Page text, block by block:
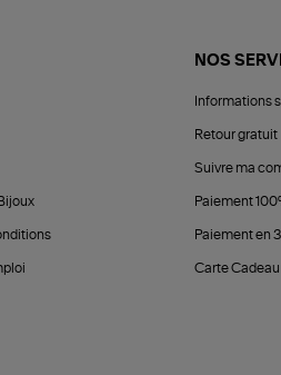
NOS
Informations
Retour gratuit
Suivre ma
Paiement
Paiement en
Carte Cadeau